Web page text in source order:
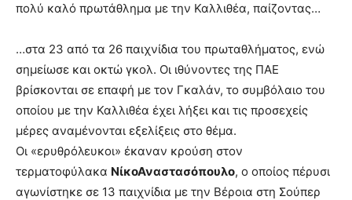
πολύ καλό πρωτάθλημα με την Καλλιθέα, παίζοντας…
…στα 23 από τα 26 παιχνίδια του πρωταθλήματος, ενώ
σημείωσε και οκτώ γκολ. Οι ιθύνοντες της ΠΑΕ
βρίσκονται σε επαφή με τον Γκαλάν, το συμβόλαιο του
οποίου με την Καλλιθέα έχει λήξει και τις προσεχείς
μέρες αναμένονται εξελίξεις στο θέμα.
Οι «ερυθρόλευκοι» έκαναν κρούση στον
τερματοφύλακα ΝίκοΑναστασόπουλο, ο οποίος πέρυσι
αγωνίστηκε σε 13 παιχνίδια με την Βέροια στη Σούπερ